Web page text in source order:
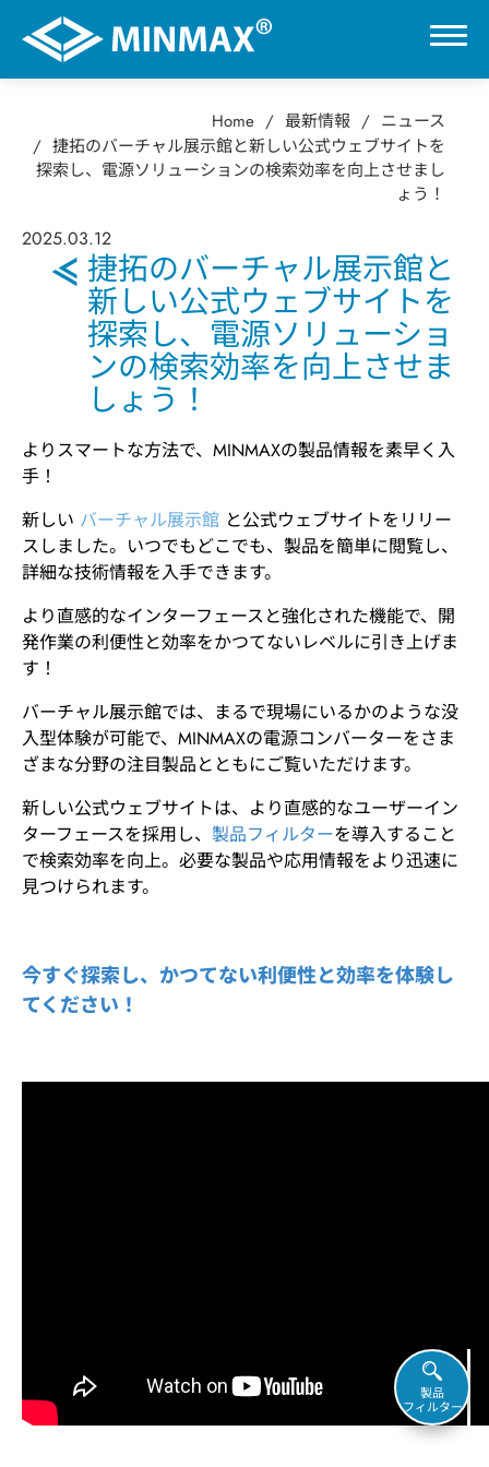
Home 最新情報
ニュース
捷拓のバーチャル展示館と新しい公式ウェブサイトを
探索し、電源ソリューションの検索効率を向上させまし
ょう！
2025.03.12
捷拓のバーチャル展示館と
新しい公式ウェブサイトを
探索し、電源ソリューショ
ンの検索効率を向上させま
しょう！
よりスマートな方法で、MINMAXの製品情報を素早く入
手！
新しい バーチャル展示館 と公式ウェブサイトをリリー
スしました。いつでもどこでも、製品を簡単に閲覧し、
詳細な技術情報を入手できます。
より直感的なインターフェースと強化された機能で、開
発作業の利便性と効率をかつてないレベルに引き上げま
す！
バーチャル展示館では、まるで現場にいるかのような没
入型体験が可能で、MINMAXの電源コンバーターをさま
ざまな分野の注目製品とともにご覧いただけます。
新しい公式ウェブサイトは、より直感的なユーザーイン
ターフェースを採用し、 製品フィルターを導入すること
で検索効率を向上。必要な製品や応用情報をより迅速に
見つけられます。
今すぐ探索し、かつてない利便性と効率を体験し
てください！
製品
フィルター
0
製品情報
用途分野
サポート
会社情報
最新情報
最新製品
ニュース
お問い合わせ